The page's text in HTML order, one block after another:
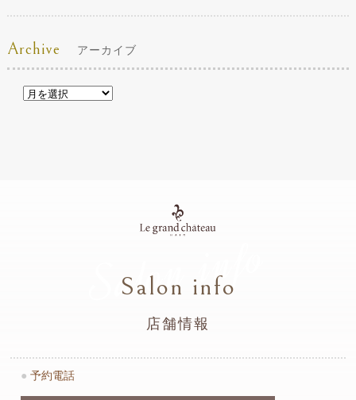
Archive アーカイブ
Salon info
Salon info
店舗情報
● 予約電話